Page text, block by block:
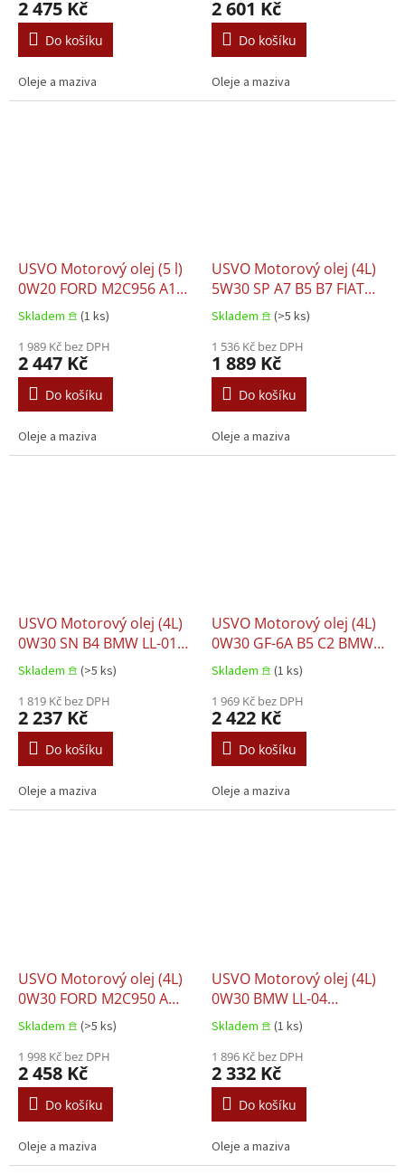
025 RENAULT RN 0700
RENAULT RN 0710 VOLVO
95200356 VW 502
2 475 Kč
Do košíku
Oleje a maziva
504.00 VW 507.00
2 601 Kč
Do košíku
Oleje a maziva
USVO Motorový olej (5 l)
0W20 FORD M2C956 A1
PORSCHE C20 VW 508.00
VW 509.00
Skladem 𖠿 (1 ks)
1 989 Kč bez DPH
2 447 Kč
Do košíku
Oleje a maziva
USVO Motorový olej (4L)
5W30 SP A7 B5 B7 FIAT
9.55535 G1 FORD M2C913
C FORD M2C913 D
JAGUAR 03.5003 LAND
ROVER 03.5003 MB 229.6
RENAULT RN 0700
Skladem 𖠿 (>5 ks)
1 536 Kč bez DPH
1 889 Kč
Do košíku
Oleje a maziva
USVO Motorový olej (4L)
0W30 SN B4 BMW LL-01
BMW LL-98 GM LL-A-025
GM LL-B-025 MB 229.5
OPEL LL-A-025 OPEL LL-B-
025 RENAULT RN 0700
RENAULT RN 0710 VOLVO
95200356 VW 502
Skladem 𖠿 (>5 ks)
1 819 Kč bez DPH
2 237 Kč
Do košíku
Oleje a maziva
USVO Motorový olej (4L)
0W30 GF-6A B5 C2 BMW
LL-12 FE CHRYSLER MS-
13340 CITROEN B71 2290
CITROEN B71 2312 DTFR
15D100 FIAT 9.55535 DS1
FIAT 9.55535 GS1 FORD
M2C950 A IV
Skladem 𖠿 (1 ks)
1 969 Kč bez DPH
2 422 Kč
Do košíku
Oleje a maziva
USVO Motorový olej (4L)
0W30 FORD M2C950 A
JAGUAR 03.5007 LAND
ROVER 03.5007
Skladem 𖠿 (>5 ks)
1 998 Kč bez DPH
2 458 Kč
Do košíku
Oleje a maziva
USVO Motorový olej (4L)
0W30 BMW LL-04
CHRYSLER MS-11106 MB
229.31 MB 229.51 MB
229.52 PORSCHE C30 VW
504.00 VW 507.00
Skladem 𖠿 (1 ks)
1 896 Kč bez DPH
2 332 Kč
Do košíku
Oleje a maziva